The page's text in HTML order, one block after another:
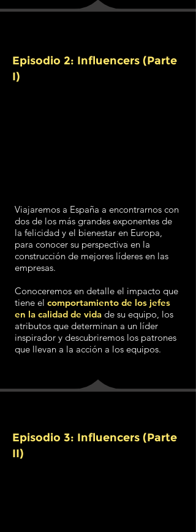
Episodio 2: Influencers (Parte
I)
Viajaremos a España a encontrarnos con
dos de los más grandes exponentes de
la felicidad y el bienestar en Europa,
para conocer su perspectiva en la
construcción de mejores líderes en las
empresas.
Conoceremos en detalle el impacto que
tiene el comportamiento de los jefes
en la calidad de vida de su equipo, los
atributos que determinan a un líder
inspirador y descubriremos los patrones
que llevan a la acción a los equipos.
Episodio 3: Influencers (Parte
II)